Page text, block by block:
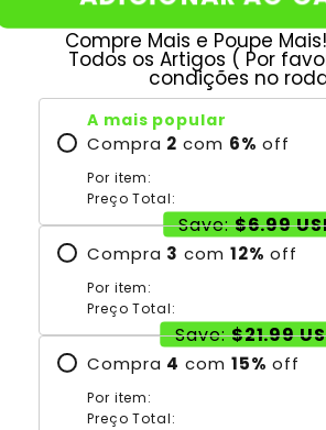
Compre Mais e Poupe
Todos os Artigos ( Por
condições no
A mais popular
Compra 2 com 6% off
Por item:
Preço Total:
Save: $6.99
Compra 3 com 12% off
Por item:
Preço Total:
Save: $21.99
Compra 4 com 15% off
Por item:
Preço Total: